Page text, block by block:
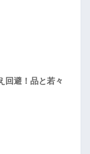
回避！品と若々